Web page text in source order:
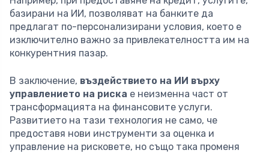
базирани на ИИ, позволяват на банките да
предлагат по-персонализирани условия, което е
изключително важно за привлекателността им на
конкурентния пазар.
В заключение, въздействието на ИИ върху
управлението на риска е неизменна част от
трансформацията на финансовите услуги.
Развитието на тази технология не само, че
предоставя нови инструменти за оценка и
управление на рисковете, но също така променя